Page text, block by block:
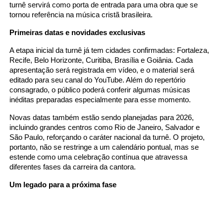
turnê servirá como porta de entrada para uma obra que se
tornou referência na música cristã brasileira.
Primeiras datas e novidades exclusivas
A etapa inicial da turnê já tem cidades confirmadas: Fortaleza,
Recife, Belo Horizonte, Curitiba, Brasília e Goiânia. Cada
apresentação será registrada em vídeo, e o material será
editado para seu canal do YouTube. Além do repertório
consagrado, o público poderá conferir algumas músicas
inéditas preparadas especialmente para esse momento.
Novas datas também estão sendo planejadas para 2026,
incluindo grandes centros como Rio de Janeiro, Salvador e
São Paulo, reforçando o caráter nacional da turnê. O projeto,
portanto, não se restringe a um calendário pontual, mas se
estende como uma celebração contínua que atravessa
diferentes fases da carreira da cantora.
Um legado para a próxima fase